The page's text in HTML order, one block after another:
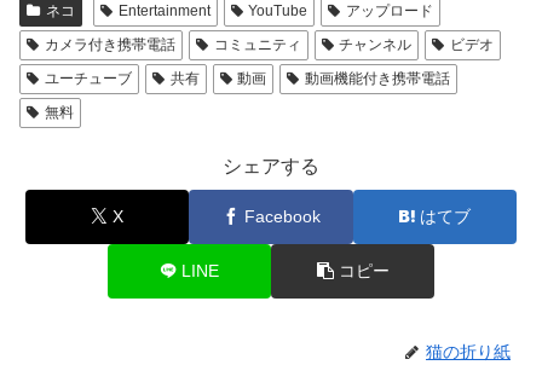
ネコ Entertainment YouTube
アップロード
カメラ付き携帯電話
コミュニティ チャンネル
ビデオ
ユーチューブ
共有 動画
動画機能付き携帯電話
無料
シェアする
X Facebook はてブ
LINE コピー
猫の折り紙